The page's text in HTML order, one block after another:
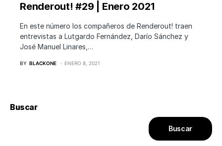
Renderout! #29 | Enero 2021
En este número los compañeros de Renderout! traen
entrevistas a Lutgardo Fernández, Darío Sánchez y
José Manuel Linares,…
BY BLACKONE ENERO 8, 2021
Buscar
Buscar